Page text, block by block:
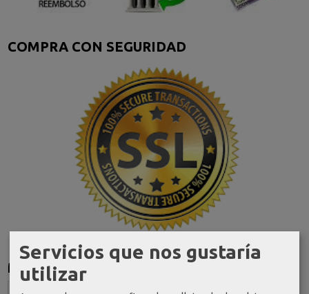
COMPRA CON SEGURIDAD
Marcas
Servicios que nos gustaría
utilizar